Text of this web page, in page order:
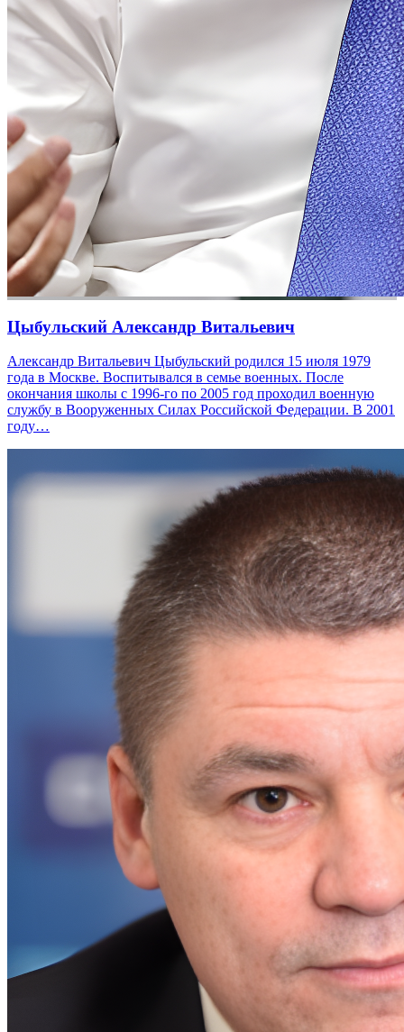
Цыбульский Александр Витальевич
Александр Витальевич Цыбульский родился 15 июля 1979
года в Москве. Воспитывался в семье военных. После
окончания школы с 1996-го по 2005 год проходил военную
службу в Вооруженных Силах Российской Федерации. В 2001
году…